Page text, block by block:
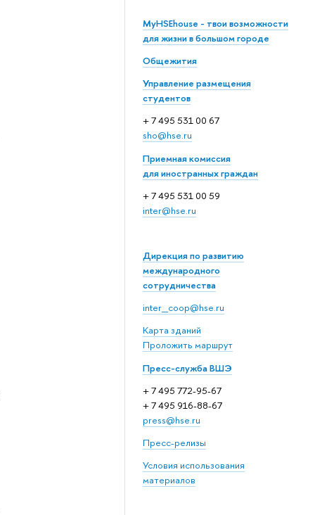
MyHSEhouse - твои возможности
для жизни в большом городе
Общежития
Управление размещения
студентов
+ 7 495 531 00 67
sho@hse.ru
Приемная комиссия
для иностранных граждан
+ 7 495 531 00 59
inter@hse.ru
Дирекция по развитию
международного
сотрудничества
inter_coop@hse.ru
Карта зданий
Проложить маршрут
Пресс-служба ВШЭ
+ 7 495 772-95-67
+ 7 495 916-88-67
press@hse.ru
Пресс-релизы
Условия использования
материалов